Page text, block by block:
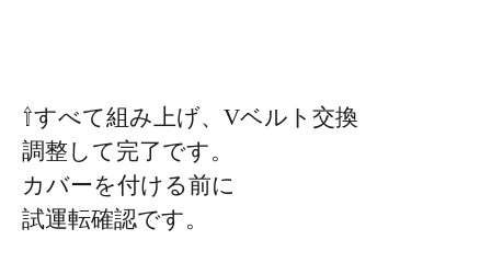
⇧すべて組み上げ、Vベルト交換
調整して完了です。
カバーを付ける前に
試運転確認です。